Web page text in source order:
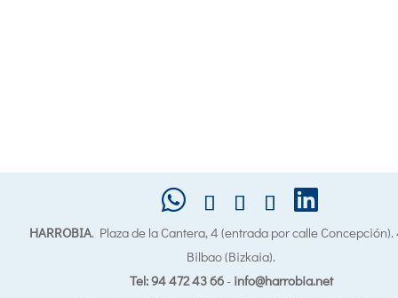
HARROBIA. Plaza de la Cantera, 4 (entrada por calle
Bilbao (Bizkaia).
Tel: 94 472 43 66- info@harrobia.net